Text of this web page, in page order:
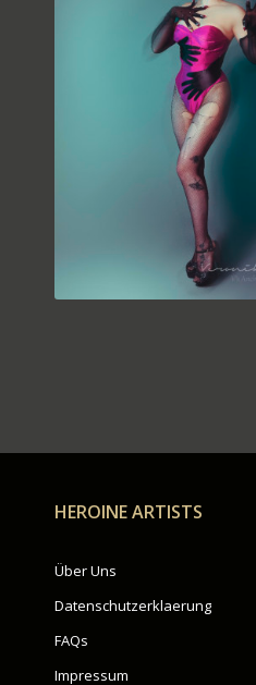
HEROINE ARTISTS
Über Uns
Datenschutzerklaerung
FAQs
Impressum